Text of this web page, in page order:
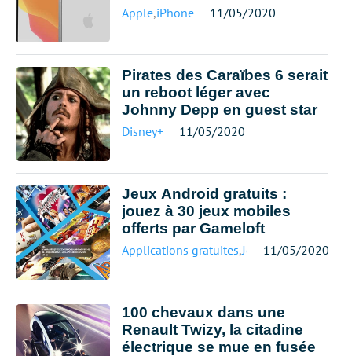
Apple,iPhone 11/05/2020
Pirates des Caraïbes 6 serait
un reboot léger avec
Johnny Depp en guest star
Disney+ 11/05/2020
Jeux Android gratuits :
jouez à 30 jeux mobiles
offerts par Gameloft
Applications gratuites,Jeux mobiles
11/05/2020
100 chevaux dans une
Renault Twizy, la citadine
électrique se mue en fusée